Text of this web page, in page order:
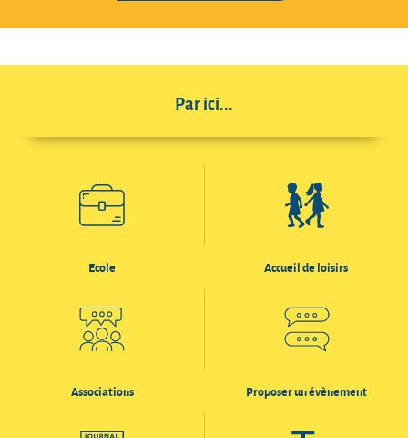
Par ici...
Ecole Accueil de loisirs
Associations Proposer un évènement